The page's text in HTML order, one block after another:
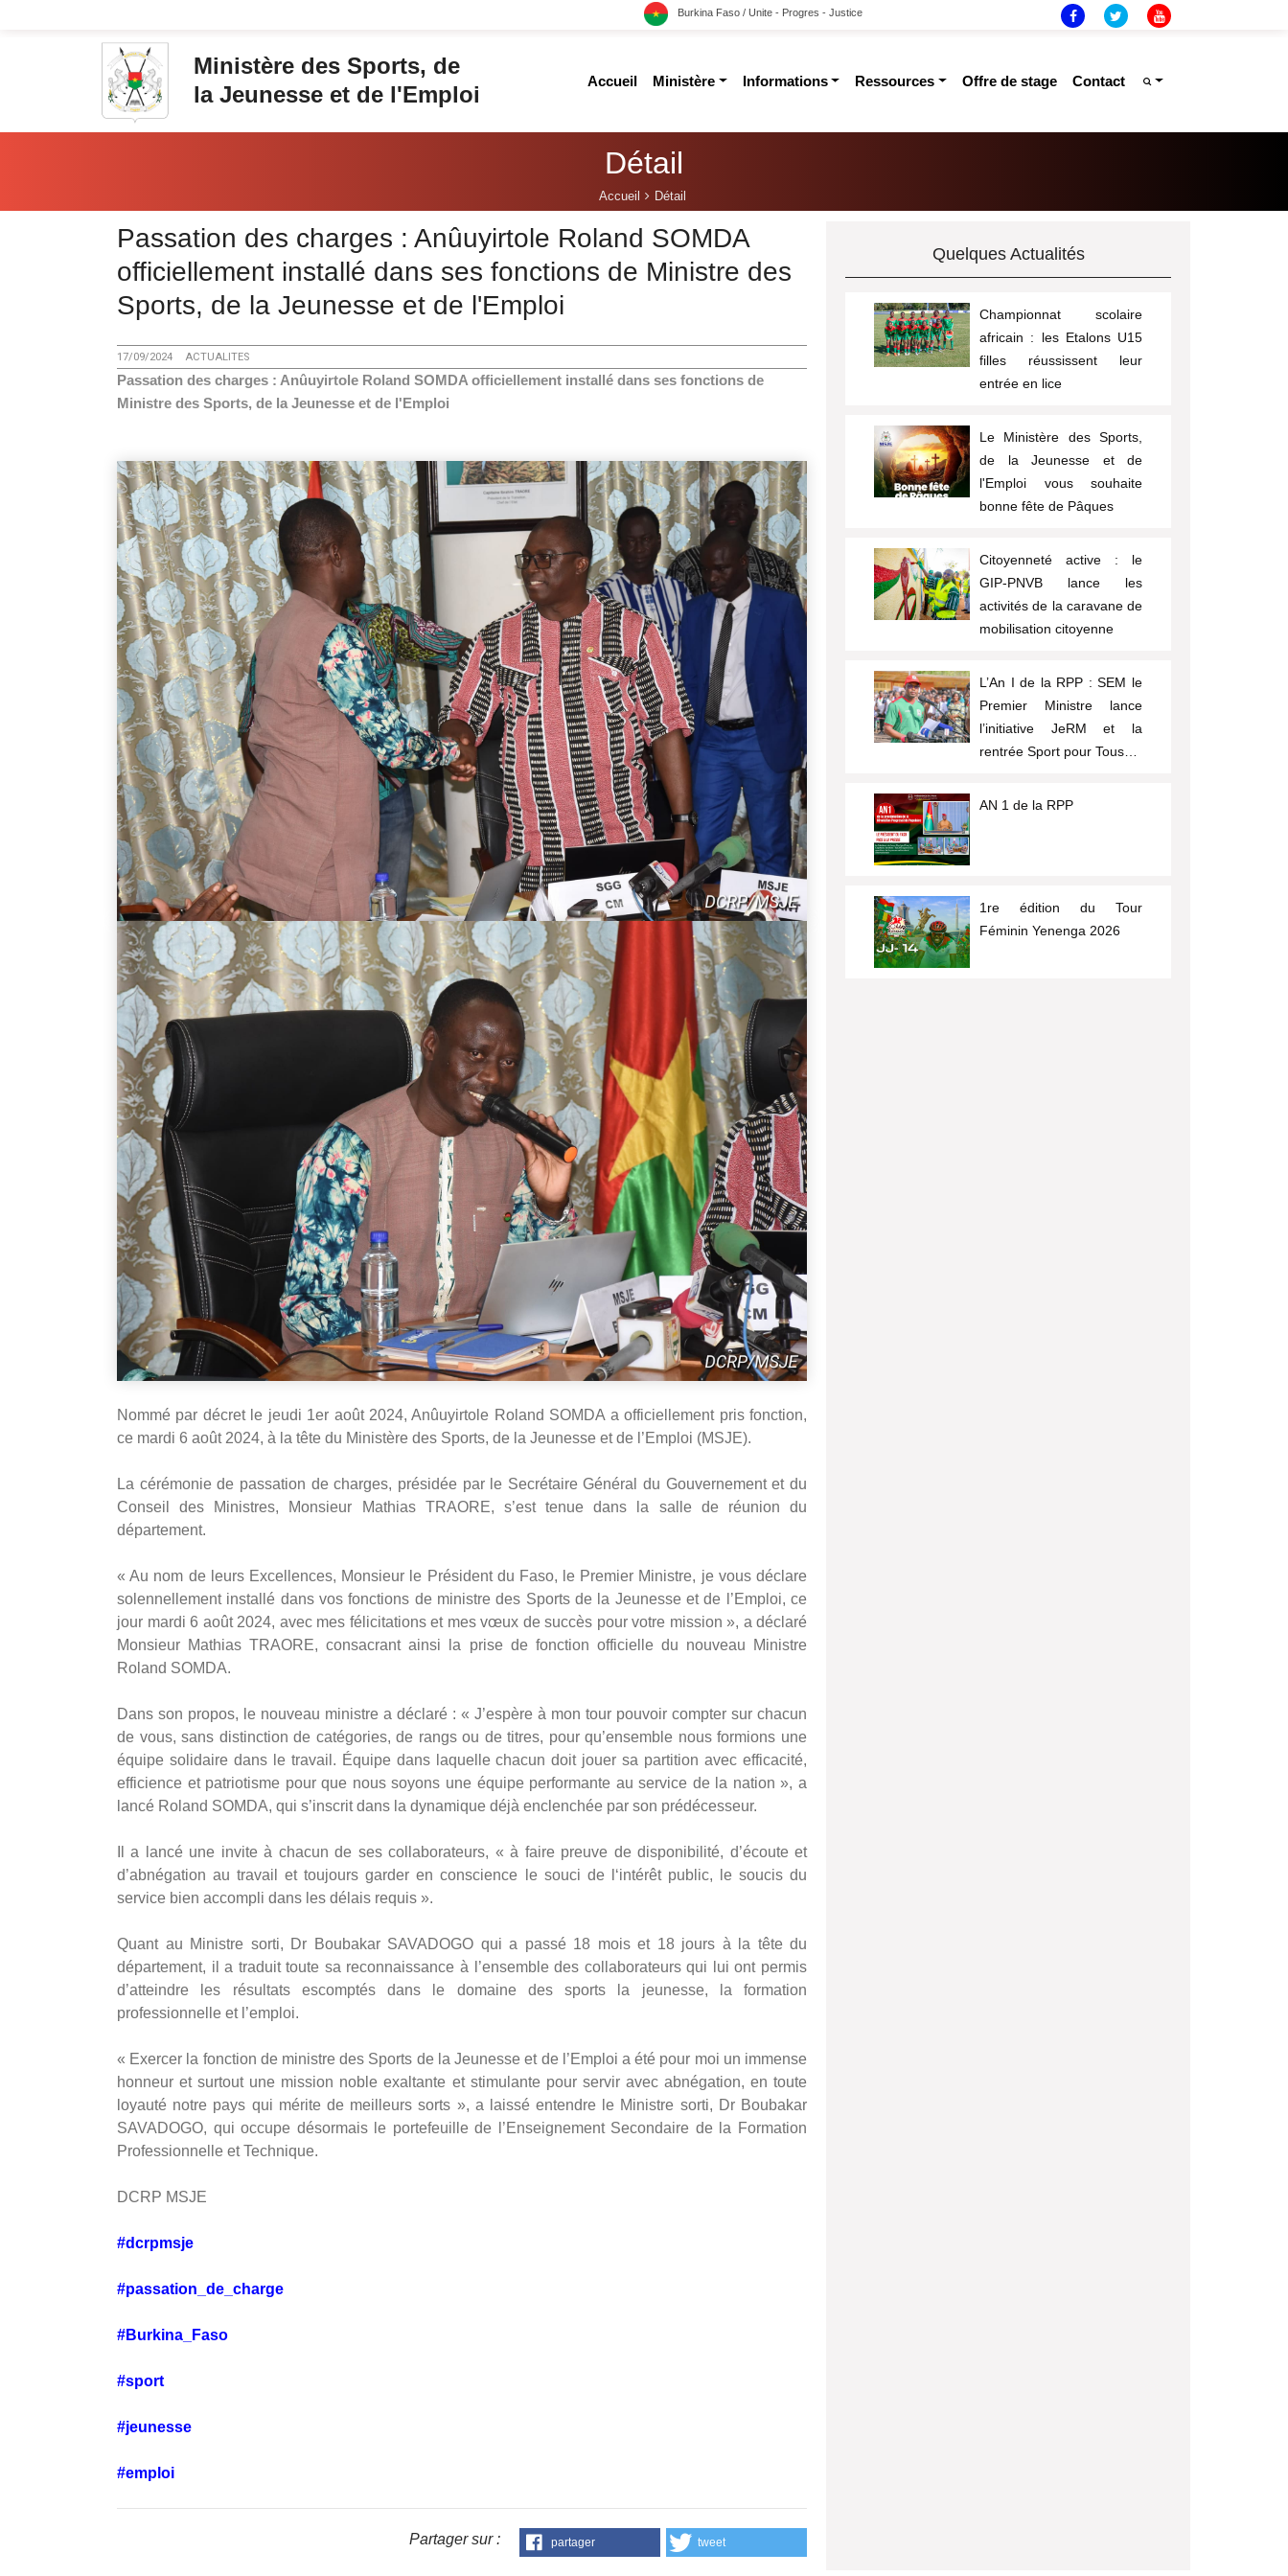
Burkina Faso / Unite - Progres - Justice
Ministère des Sports, de
la Jeunesse et de l'Emploi
accueil ministère informations ressources offre de stage contact
Détail
Accueil Détail
Passation des charges : Anûuyirtole Roland SOMDA
officiellement installé dans ses fonctions de Ministre des
Sports, de la Jeunesse et de l'Emploi
17/09/2024 ACTUALITES
Passation des charges : Anûuyirtole Roland SOMDA officiellement installé dans ses fonctions de
Ministre des Sports, de la Jeunesse et de l'Emploi
Nommé par décret le jeudi 1er août 2024, Anûuyirtole Roland SOMDA a officiellement pris fonction,
ce mardi 6 août 2024, à la tête du Ministère des Sports, de la Jeunesse et de l’Emploi (MSJE).
La cérémonie de passation de charges, présidée par le Secrétaire Général du Gouvernement et du
Conseil des Ministres, Monsieur Mathias TRAORE, s’est tenue dans la salle de réunion du
département.
« Au nom de leurs Excellences, Monsieur le Président du Faso, le Premier Ministre, je vous déclare
solennellement installé dans vos fonctions de ministre des Sports de la Jeunesse et de l’Emploi, ce
jour mardi 6 août 2024, avec mes félicitations et mes vœux de succès pour votre mission », a déclaré
Monsieur Mathias TRAORE, consacrant ainsi la prise de fonction officielle du nouveau Ministre
Roland SOMDA.
Dans son propos, le nouveau ministre a déclaré : « J’espère à mon tour pouvoir compter sur chacun
de vous, sans distinction de catégories, de rangs ou de titres, pour qu’ensemble nous formions une
équipe solidaire dans le travail. Équipe dans laquelle chacun doit jouer sa partition avec efficacité,
efficience et patriotisme pour que nous soyons une équipe performante au service de la nation », a
lancé Roland SOMDA, qui s’inscrit dans la dynamique déjà enclenchée par son prédécesseur.
Il a lancé une invite à chacun de ses collaborateurs, « à faire preuve de disponibilité, d’écoute et
d’abnégation au travail et toujours garder en conscience le souci de l‘intérêt public, le soucis du
service bien accompli dans les délais requis ».
Quant au Ministre sorti, Dr Boubakar SAVADOGO qui a passé 18 mois et 18 jours à la tête du
département, il a traduit toute sa reconnaissance à l’ensemble des collaborateurs qui lui ont permis
d’atteindre les résultats escomptés dans le domaine des sports la jeunesse, la formation
professionnelle et l’emploi.
« Exercer la fonction de ministre des Sports de la Jeunesse et de l’Emploi a été pour moi un immense
honneur et surtout une mission noble exaltante et stimulante pour servir avec abnégation, en toute
loyauté notre pays qui mérite de meilleurs sorts », a laissé entendre le Ministre sorti, Dr Boubakar
SAVADOGO, qui occupe désormais le portefeuille de l’Enseignement Secondaire de la Formation
Professionnelle et Technique.
DCRP MSJE
#dcrpmsje
#passation_de_charge
#Burkina_Faso
#sport
#jeunesse
#emploi
Partager sur : partager tweet
Quelques Actualités
Championnat scolaire
africain : les Etalons U15
filles réussissent leur
entrée en lice
Le Ministère des Sports,
de la Jeunesse et de
l'Emploi vous souhaite
bonne fête de Pâques
Citoyenneté active : le
GIP-PNVB lance les
activités de la caravane de
mobilisation citoyenne
L’An I de la RPP : SEM le
Premier Ministre lance
l’initiative JeRM et la
rentrée Sport pour Tous…
AN 1 de la RPP
1re édition du Tour
Féminin Yenenga 2026